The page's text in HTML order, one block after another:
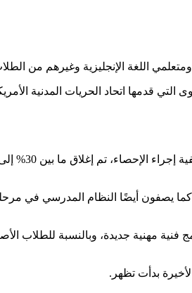
اللغة الإنجليزية وغيرهم من
قدمها اتحاد الحريات المدنية
يصفون أيضًا النظام المدرسي في
فنية مهنية جديدة، وبالنسبة للطلاب
بدأت تظهر.